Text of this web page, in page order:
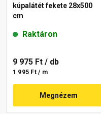
kúpalátét fekete 28x500
cm
Raktáron
9 975 Ft / db
1 995 Ft / m
Megnézem